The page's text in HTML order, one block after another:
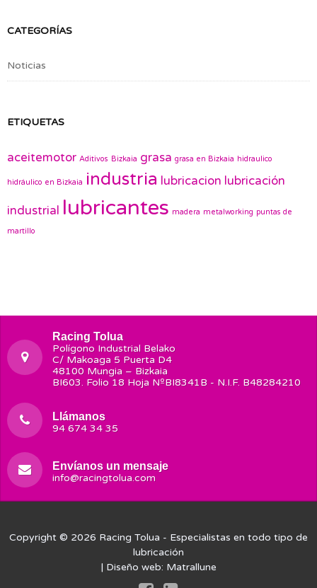
CATEGORÍAS
Noticias
ETIQUETAS
aceitemotor Aditivos Bizkaia grasa grasa en Bizkaia hidraulico
hidráulico en Bizkaia industria lubricacion lubricación
industrial lubricantes madera metalworking puntas de
martillo
Racing Tolua
Polígono Industrial Belako
C/ Makoaga 5 Puerta D4
48100 Mungia – Bizkaia
BI603. Folio 18 Hoja NºBI8341B - N.I.F. B48284210
Llámanos
94 674 34 35
Envíanos un mensaje
info@racingtolua.com
Copyright © 2026 Racing Tolua - Especialistas en todo tipo de
lubricación
| Diseño web: Matrallune